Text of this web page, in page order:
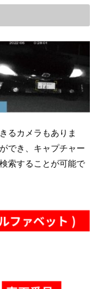
るカメラもありま
でき、キャプチャー
索することが可能で